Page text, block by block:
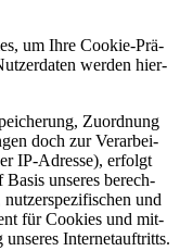
um Ihre Coo­kie-Prä­
wer­den hier­
Zuord­nung
doch zur Ver­ar­bei­
IP-Adres­se), erfolgt
unse­res berech­
und
für Coo­kies und mit­
Inter­net­auf­tritts.